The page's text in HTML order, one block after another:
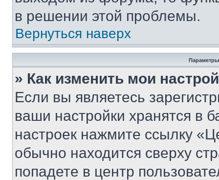
в решении этой проблемы.
Вернуться наверх
Параметры
» Как изменить мои
Если вы являетесь
ваши настройки хранятся в
настроек нажмите ссылку
обычно находится сверху
попадете в центр